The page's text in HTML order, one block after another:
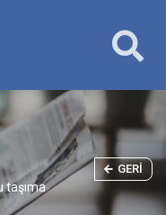
taşıma
GERI